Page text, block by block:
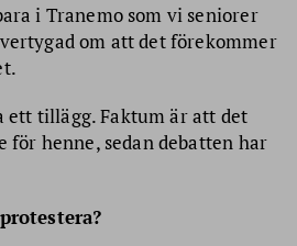
i Tranemo som vi seniorer
om att det förekommer
tillägg. Faktum är att det
henne, sedan debatten har